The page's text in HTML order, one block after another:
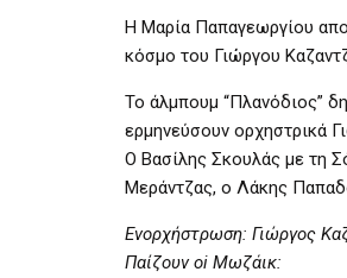
Η Μαρία Παπαγεωργίου
κόσμο του Γιώργου
Το άλμπουμ “Πλανόδιος”
ερμηνεύσουν ορχηστρικά
Ο Βασίλης Σκουλάς με τη
Μεράντζας, ο Λάκης
Ενορχήστρωση: Γιώργος
Παίζουν οi Μωζάικ: